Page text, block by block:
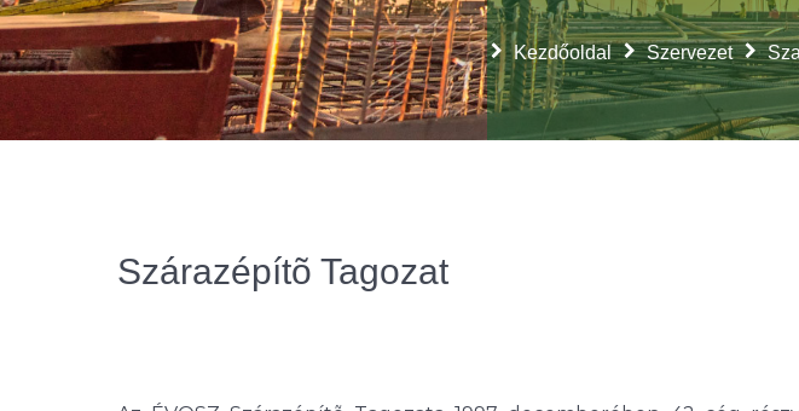
Kezdőoldal Szervezet
Szárazépítõ Tagozat